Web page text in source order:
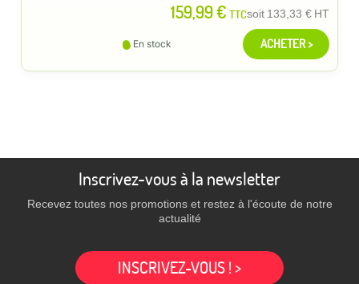
159,99 € TTCsoit 133,33 € HT
En stock ACHETER >
Inscrivez-vous à la newsletter
Recevez toutes nos promotions et restez à l'écoute de notre
actualité
INSCRIVEZ-VOUS ! >